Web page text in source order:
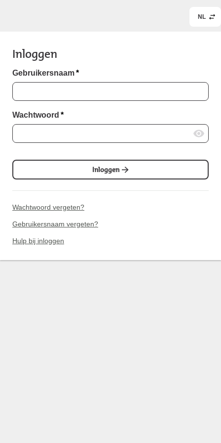
NL
Inloggen
Gebruikersnaam*
Wachtwoord *
Inloggen
Wachtwoord vergeten?
Gebruikersnaam vergeten?
Hulp bij inloggen